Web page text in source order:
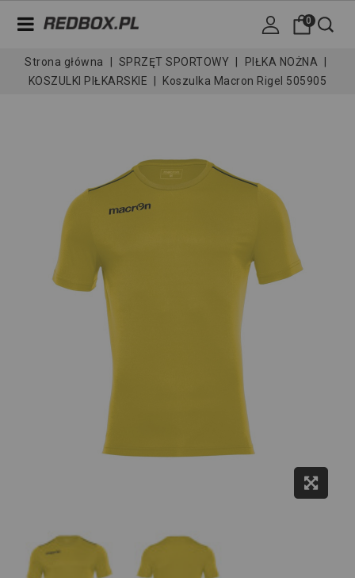
0
Strona główna SPRZĘT SPORTOWY
PIŁKA NOŻNA
KOSZULKI PIŁKARSKIE
Koszulka Macron Rigel 505905